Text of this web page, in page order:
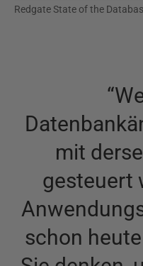
Redgate State of the
“
mit
gesteuert
schon